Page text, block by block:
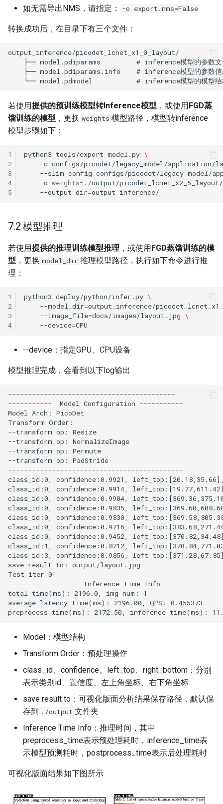
如无需导出NMS，请指定： -o export.nms=False
转换成功后，在目录下有三个文件：
若使用提供的预训练模型转Inference模型 ，或使用FGD蒸
馏训练的模型 ，更换 weights 模型路径，模型转inference
模型步骤如下：
1
2
3
4
5
python3 tools/export_model.py \
-c configs/picodet/legacy_model/application/
--slim_config configs/picodet/legacy_model/
-o weights= ./output/picodet_lcnet_x2_5_layout/
--output_dir=
7.2 模型推理
若使用提供的推理训练模型推理 ，或使用FGD蒸馏训练的模
型 ，更换 model_dir 推理模型路径，执行如下命令进行推
理：
1
2
3
4
python3 deploy/python/infer.py \
--model_dir=output_inference/
--image_file=docs/images/layout.jpg \
--device=
--device：指定GPU、CPU设备
模型推理完成，会看到以下log输出
Model：模型结构
Transform Order：预处理操作
class_id、confidence、left_top、right_bottom：分别
表示类别id、置信度、左上角坐标、右下角坐标
save result to：可视化版面分析结果保存路径，默认保
存到 ./output 文件夹
Inference Time Info：推理时间，其中
preprocess_time表示预处理耗时，inference_time表
示模型预测耗时，postprocess_time表示后处理耗时
可视化版面结果如下图所示